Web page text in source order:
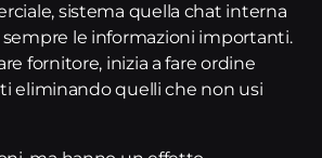
sistema quella chat interna
le informazioni importanti.
fornitore, inizia a fare ordine
eliminando quelli che non usi